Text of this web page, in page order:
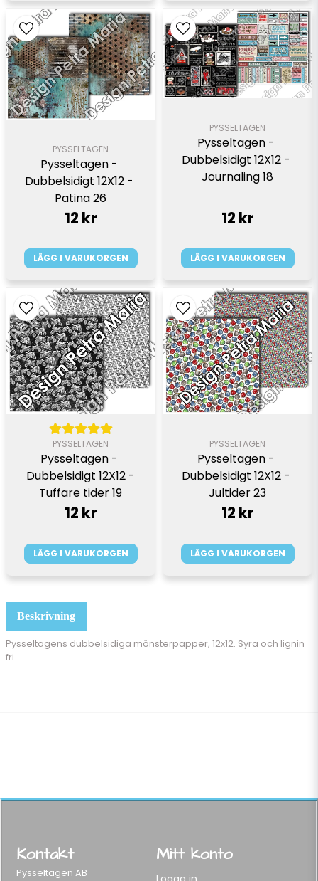
Beskrivning
Pysseltagens dubbelsidiga mönsterpapper, 12x12. Syra och lignin
fri.
PYSSELTAGEN
Pysseltagen -
Dubbelsidigt 12X12 -
Patina 26
12 kr
LÄGG I VARUKORGEN
PYSSELTAGEN
Pysseltagen -
Dubbelsidigt 12X12 -
Journaling 18
12 kr
LÄGG I VARUKORGEN
PYSSELTAGEN
Pysseltagen -
Dubbelsidigt 12X12 -
Tuffare tider 19
12 kr
LÄGG I VARUKORGEN
PYSSELTAGEN
Pysseltagen -
Dubbelsidigt 12X12 -
Jultider 23
12 kr
LÄGG I VARUKORGEN
Kontakt
Pysseltagen AB
Mitt konto